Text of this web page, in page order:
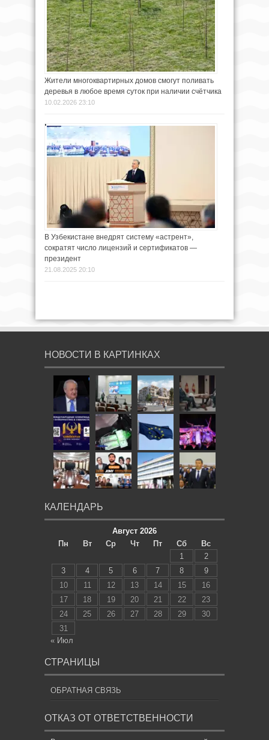
Жители многоквартирных домов смогут поливать
деревья в любое время суток при наличии счётчика
10.02.2026 23:10
В Узбекистане внедрят систему «астрент»,
сократят число лицензий и сертификатов —
президент
21.08.2025 20:10
НОВОСТИ В КАРТИНКАХ
КАЛЕНДАРЬ
Август 2026
Пн
Вт Ср Чт Пт Сб
Вс
1
2
3
4 5 6 7 8
9
10
11 12 13 14 15
16
17
18 19 20 21 22
23
24
25 26 27 28 29
30
31
« Июл
СТРАНИЦЫ
ОБРАТНАЯ СВЯЗЬ
ОТКАЗ ОТ ОТВЕТСТВЕННОСТИ